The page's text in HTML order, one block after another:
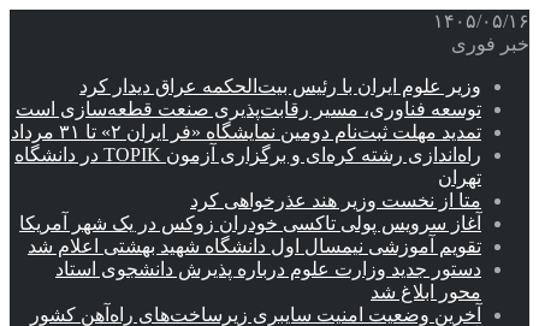
۱۴۰۵/۰۵/۱۶
خبر فوری
وزیر علوم ایران با رئیس بیت‌الحکمه عراق دیدار کرد
توسعه فناوری، مسیر رقابت‌پذیری صنعت قطعه‌سازی است
تمدید مهلت ثبت‌نام دومین نمایشگاه «فر ایران ۲» تا ۳۱ مرداد
راه‌اندازی رشته کره‌ای و برگزاری آزمون TOPIK در دانشگاه
تهران
متا از نخست وزیر هند عذرخواهی کرد
آغاز سرویس پولی تاکسی خودران زوکس در یک شهر آمریکا
تقویم آموزشی نیمسال اول دانشگاه شهید بهشتی اعلام شد
دستور جدید وزارت علوم درباره پذیرش دانشجوی استاد
محور ابلاغ شد
آخرین وضعیت امنیت سایبری زیرساخت‌های راه‌آهن کشور